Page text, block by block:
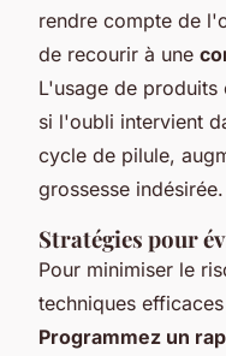
rendre compte de
de recourir à une
L'usage de
si l'oubli intervient
cycle de pilule,
grossesse indésirée.
Stratégies pour
Pour minimiser le
techniques
Programmez un